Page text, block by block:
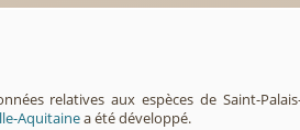
relatives aux espèces de Saint-
Aquitainea été développé.